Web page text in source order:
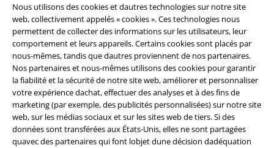
Nous utilisons des cookies et dautres technologies sur notre site
web, collectivement appelés « cookies ». Ces technologies nous
permettent de collecter des informations sur les utilisateurs, leur
comportement et leurs appareils. Certains cookies sont placés par
nous-mêmes, tandis que dautres proviennent de nos partenaires.
Nos partenaires et nous-mêmes utilisons des cookies pour garantir
la fiabilité et la sécurité de notre site web, améliorer et personnaliser
votre expérience dachat, effectuer des analyses et à des fins de
marketing (par exemple, des publicités personnalisées) sur notre site
web, sur les médias sociaux et sur les sites web de tiers. Si des
données sont transférées aux États-Unis, elles ne sont partagées
quavec des partenaires qui font lobjet dune décision dadéquation
Légal
Conditions générales
Éditeur